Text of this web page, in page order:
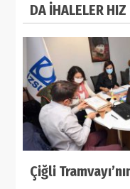
DA İHALELER
Çiğli